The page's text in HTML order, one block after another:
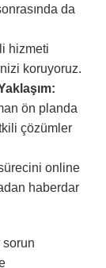
da
hizmeti
koruyoruz.
ön planda
çözümler
online
haberdar
sorun